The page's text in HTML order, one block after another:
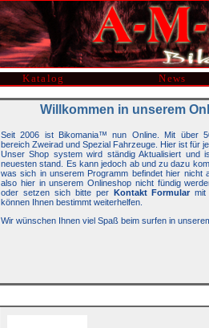
Katalog News
Willkommen in unserem
Seit 2006 ist Bikomania™ nun Online. Mit über
bereich Zweirad und Spezial Fahrzeuge. Hier ist für
Unser Shop system wird ständig Aktualisiert und
neuesten stand. Es kann jedoch ab und zu dazu
was sich in unserem Programm befindet hier nicht
also hier in unserem Onlineshop nicht fündig
oder setzen sich bitte per Kontakt Formularmit
können Ihnen bestimmt weiterhelfen.
Wir wünschen Ihnen viel Spaß beim surfen in